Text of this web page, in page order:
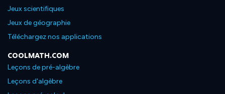
Jeux scientifiques
Jeux de géographie
Téléchargez nos applications
COOLMATH.COM
Leçons de pré-algèbre
Leçons d'algèbre